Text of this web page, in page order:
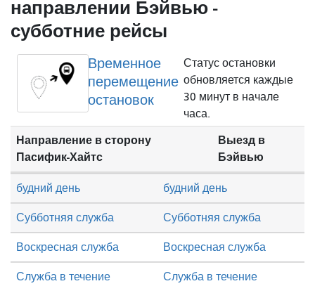
направлении Бэйвью -
субботние рейсы
Временное
перемещение
остановок
Статус остановки
обновляется каждые
30 минут в начале
часа.
Направление в сторону
Пасифик-Хайтс
Выезд в
Бэйвью
Субботняя служба Субботняя служба
Воскресная служба Воскресная служба
будний день будний день
Служба в течение
Служба в течение